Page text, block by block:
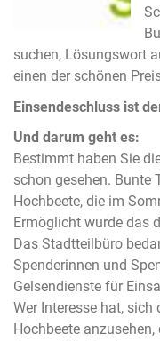
suchen, Lösungswort
einen der schönen
Einsendeschluss ist
Und darum geht es:
Bestimmt haben Sie
schon gesehen.
Hochbeete, die im
Ermöglicht wurde das
Das Stadtteilbüro
Spenderinnen und
Gelsendienste für
Wer Interesse hat,
Hochbeete